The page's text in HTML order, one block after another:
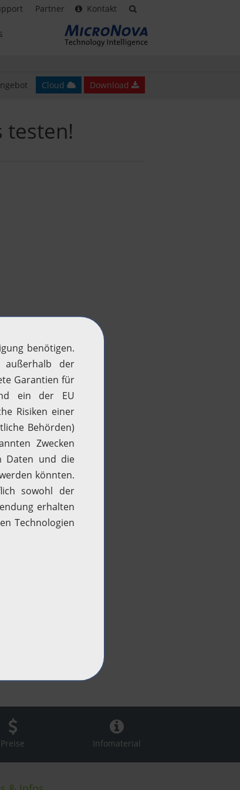
Partner Kontakt
Cloud Download
testen!
Preise Infomaterial